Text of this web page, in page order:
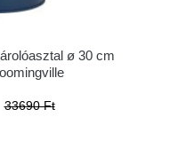
ø 30 cm
33690 Ft